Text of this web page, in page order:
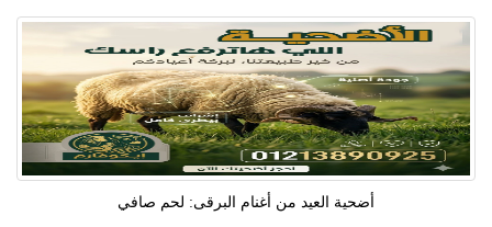
أضحية العيد من أغنام البرقى: لحم صافي